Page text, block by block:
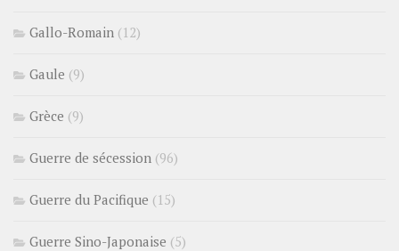
Gallo-Romain (12)
Gaule (9)
Grèce (9)
Guerre de sécession (96)
Guerre du Pacifique (15)
Guerre Sino-Japonaise (5)